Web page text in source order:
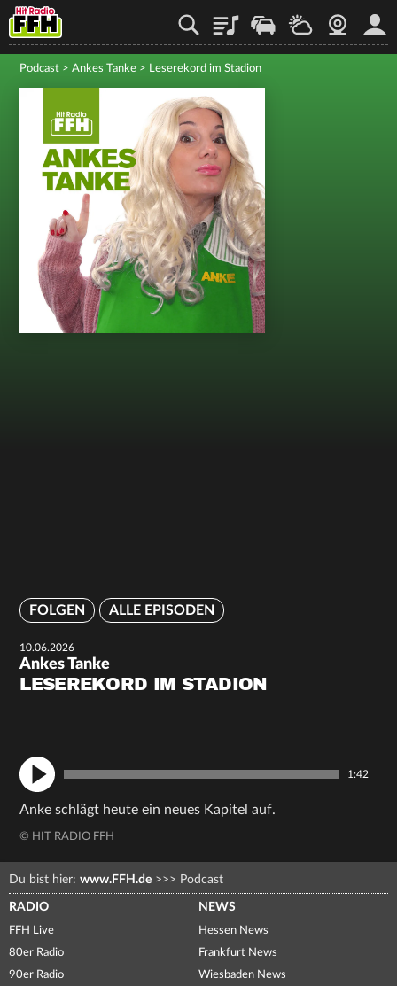
PlaylistStaupilotWetterWebcam
Podcast > Ankes Tanke > Leserekord im Stadion
FOLGEN ALLE EPISODEN
10.06.2026
Ankes Tanke
LESEREKORD IM STADION
1:42
Anke schlägt heute ein neues Kapitel auf.
© HIT RADIO FFH
Du bist hier: www.FFH.de >>> Podcast
RADIO
FFH Live
80er Radio
90er Radio
NEWS
Hessen News
Frankfurt News
Wiesbaden News